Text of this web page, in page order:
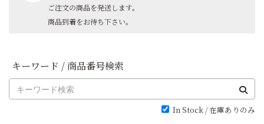
ご注文の商品を発送します。
商品到着をお待ち下さい。
キーワード / 商品番号検索
In Stock / 在庫ありのみ